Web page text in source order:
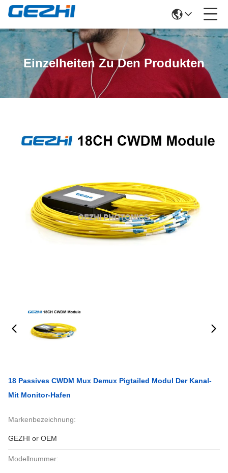
Einzelheiten Zu Den Produkten
18 Passives CWDM Mux Demux Pigtailed Modul Der Kanal-
Mit Monitor-Hafen
Markenbezeichnung:
GEZHI or OEM
Modellnummer: